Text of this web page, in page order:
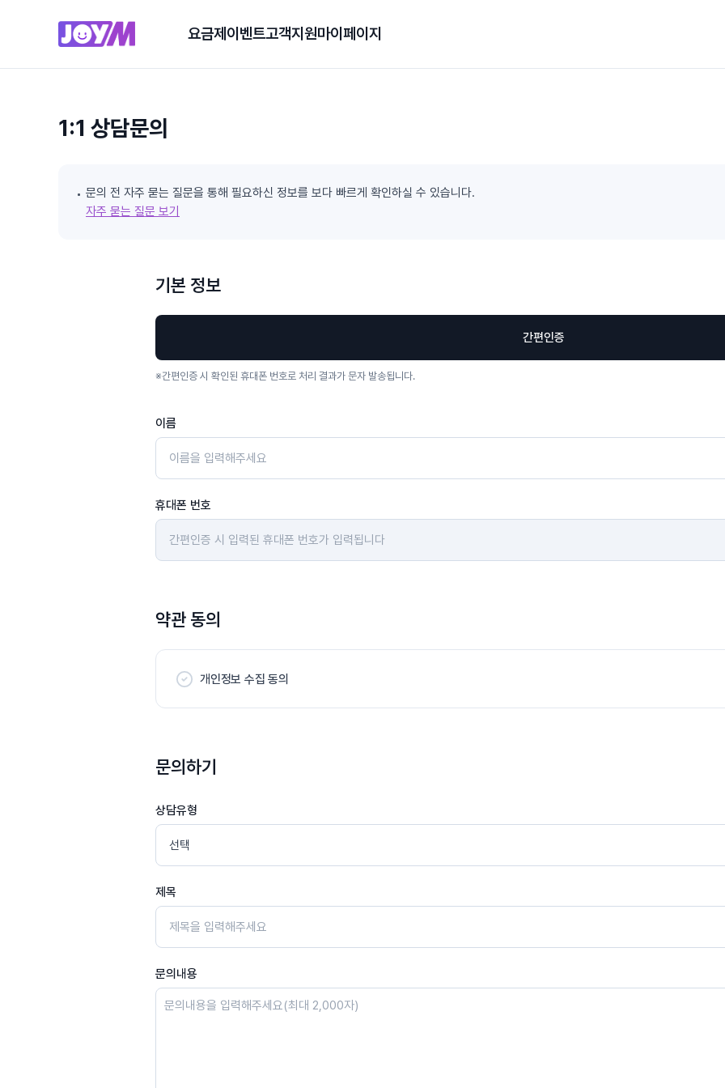
요금제 이벤트고객지원마이페이지
1:1 상담문의
문의 전 자주 묻는 질문을 통해 필요하신 정보를 보다 빠르게 확인하실 수 있습니다.
자주 묻는 질문 보기
기본 정보
간편인증
※간편인증 시 확인된 휴대폰 번호로 처리 결과가 문자 발송됩니다.
이름
휴대폰 번호
약관 동의
개인정보 수집 동의
문의하기
상담유형
제목
문의내용